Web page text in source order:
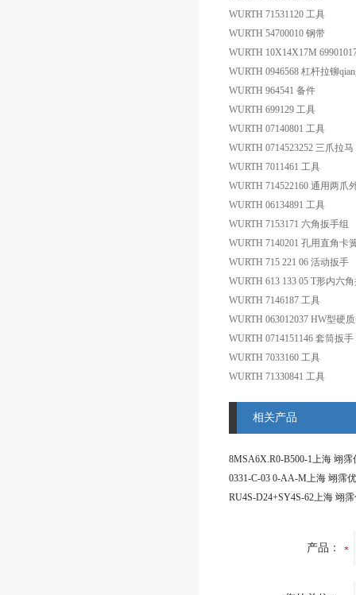
WURTH 71531120 工具
WURTH 54700010 钢带
WURTH 10X14X17M
WURTH 0946568 杠杆拉铆
WURTH 964541 备件
WURTH 699129 工具
WURTH 07140801 工具
WURTH 0714523252 三爪拉马
WURTH 7011461 工具
WURTH 714522160 通用两爪
WURTH 06134891 工具
WURTH 7153171 六角扳手组
WURTH 7140201 孔用直角卡
WURTH 715 221 06 活动扳手
WURTH 613 133 05 T形内六
WURTH 7146187 工具
WURTH 063012037 HW型硬
WURTH 0714151146 套筒扳手
WURTH 7033160 工具
WURTH 71330841 工具
相关产品
产品：